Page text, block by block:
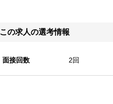
この求人の選考情報
面接回数 2回